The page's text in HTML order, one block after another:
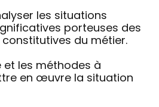
les situations
porteuses des
du métier.
et les méthodes à
en œuvre la situation